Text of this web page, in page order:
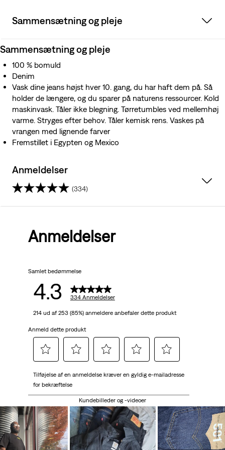
Sammensætning og pleje
Sammensætning og pleje
100 % bomuld
Denim
Vask dine jeans højst hver 10. gang, du har haft dem på. Så
holder de længere, og du sparer på naturens ressourcer. Kold
maskinvask. Tåler ikke blegning. Tørretumbles ved mellemhøj
varme. Stryges efter behov. Tåler kemisk rens. Vaskes på
vrangen med lignende farver
Fremstillet i Egypten og Mexico
Anmeldelser
(334)
anmeldelser
Anmeldelser
Samlet bedømmelse
4.3 334 Anmeldelser
214 ud af 253 (85%) anmeldere anbefaler dette produkt
Anmeld dette produkt
for
at
varen
med
1
stjerne.
for
at
bedømme
varen
med
2
stjerner.
for
bedømme
varen
med
3
stjerner.
for
bedømme
varen
med
4
stjerner.
for
varen
med
5
stjerner.
Tilføjelse af en anmeldelse kræver en gyldig e-mailadresse
for bekræftelse
Kundebilleder og -videoer